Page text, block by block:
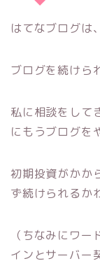
はてなブログは
ブログを続けら
私に相談をして
にもうブログを
初期投資がかか
ず続けられるか
（ちなみにワ
インとサーバー